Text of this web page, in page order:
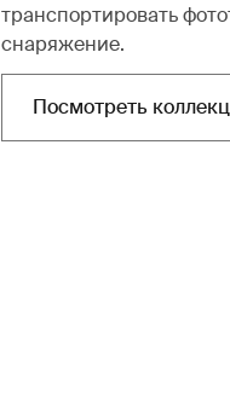
транспортировать
снаряжение.
Посмотреть